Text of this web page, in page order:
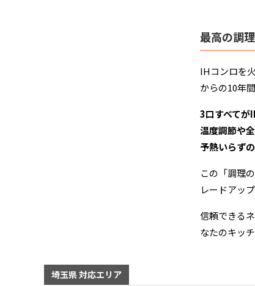
最高の調
IHコンロを
からの10年
3口すべてが
温度調節や
予熱いらず
この「調理
レードアッ
信頼できる
なたのキッ
埼玉県 対応エリア